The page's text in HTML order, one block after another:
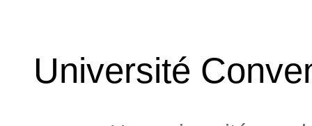
Université